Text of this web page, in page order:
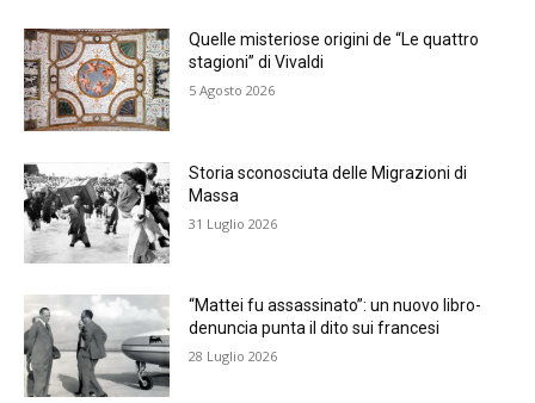
Quelle misteriose origini de “Le quattro
stagioni” di Vivaldi
5 Agosto 2026
Storia sconosciuta delle Migrazioni di
Massa
31 Luglio 2026
“Mattei fu assassinato”: un nuovo libro-
denuncia punta il dito sui francesi
28 Luglio 2026